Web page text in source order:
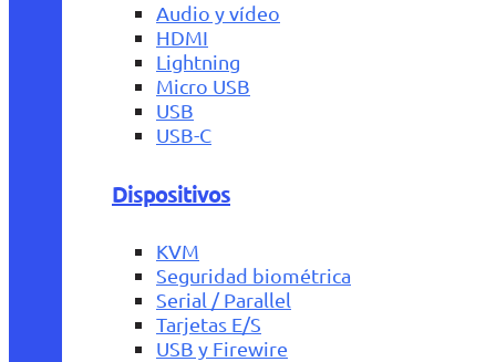
Audio y vídeo
HDMI
Lightning
Micro USB
USB
USB-C
Dispositivos
KVM
Seguridad biométrica
Serial / Parallel
Tarjetas E/S
USB y Firewire